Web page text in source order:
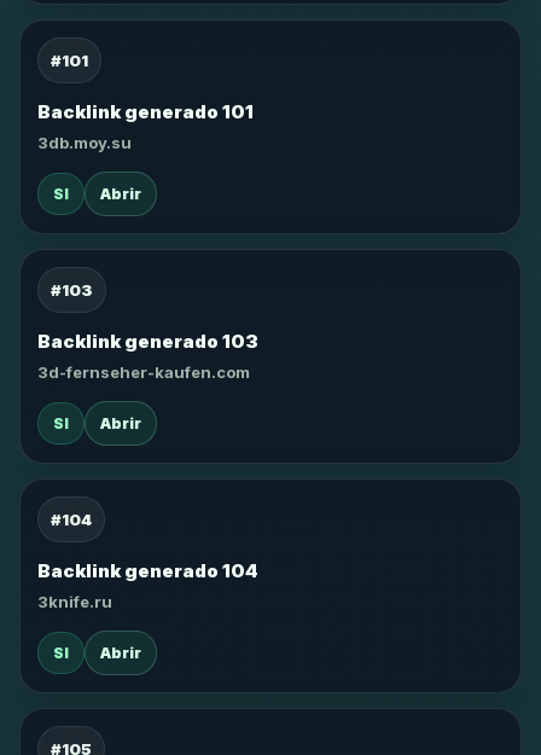
#101
Backlink generado 101
3db.moy.su
SI Abrir
#103
Backlink generado 103
3d-fernseher-kaufen.com
SI Abrir
#104
Backlink generado 104
3knife.ru
SI Abrir
#105